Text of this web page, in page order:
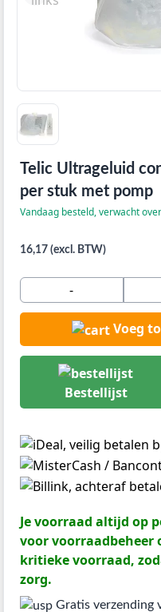
Telic Ultrageluid
per stuk met pomp
Vandaag besteld, verwacht
16,17 (excl. BTW)
-
Voeg
Bestellijst
Je voorraad altijd op
voor voorraadbeheer
kritieke voorraad,
zorg.
Gratis verzending